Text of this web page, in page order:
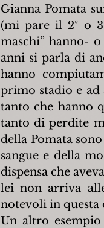
Gianna Pomata
(mi pare il 2° o
maschi” hanno-
anni si parla di
hanno
primo stadio e ad
tanto che hanno
tanto di perdite
della Pomata
sangue e della
dispensa che
lei non arriva
notevoli in questa
Un altro